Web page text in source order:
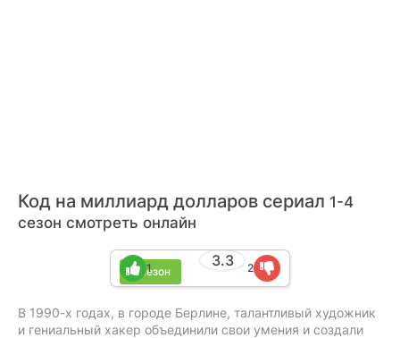
Код на миллиард долларов сериал 1-4
сезон смотреть онлайн
4 сезон
3.3
1 2
В 1990-х годах, в городе Берлине, талантливый художник
и гениальный хакер объединили свои умения и создали